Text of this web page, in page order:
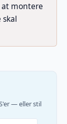
montere
— eller stil